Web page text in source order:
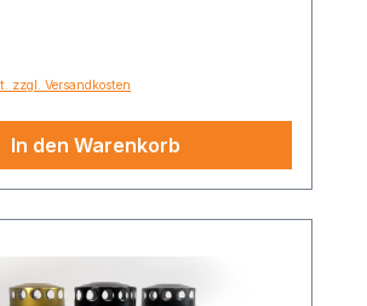
zzgl. Versandkosten
In den Warenkorb